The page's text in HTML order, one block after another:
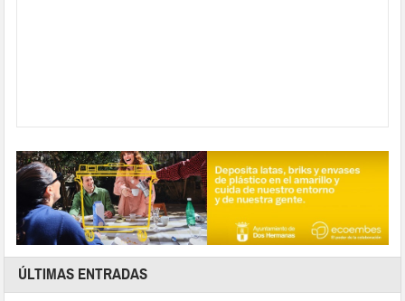
ÚLTIMAS ENTRADAS